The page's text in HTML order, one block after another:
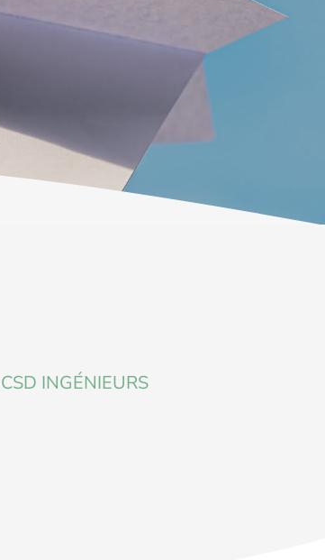
CSD INGÉNIEURS